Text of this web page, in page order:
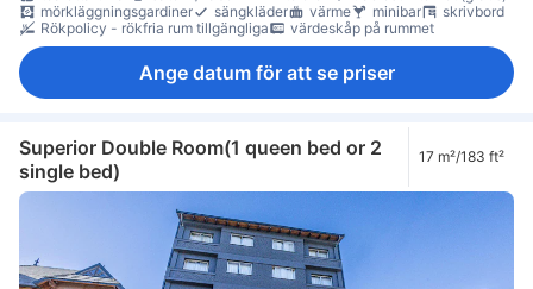
mörkläggningsgardiner
sängkläder värme minibar
skrivbord
Rökpolicy - rökfria rum tillgängliga
värdeskåp på rummet
Ange datum för att se priser
Superior Double Room(1 queen bed or 2
single bed)
17 m²/183 ft²